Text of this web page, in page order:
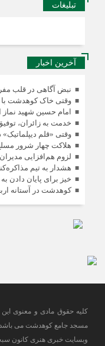
تبلیغات
آخرین اخبار
نبض آگاهی در قلب
وقتی خاک کوهدشت با
امام حسین شهید
خدمت به زائران،
وقتی «قلم دیپلماتیک»
هلاکت چهار شرور مسلح وکشف ۷۰۰
لزوم هم‌افزایی
هشدار به تیم
خیز برای پایان دادن
کوهدشت در آستانه
کلیه حقوق مادی و معنوی
مسجد جامع کوهدشت می
وبسایت خبری هنری کانون